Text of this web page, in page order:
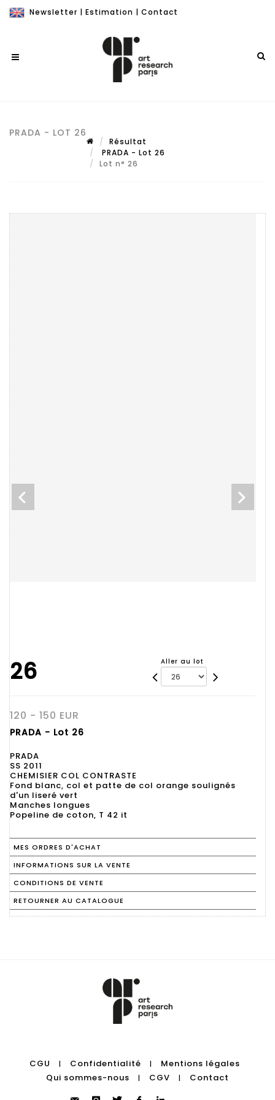
Newsletter | Estimation | Contact
PRADA - LOT 26
Résultat
PRADA - Lot 26
Lot n° 26
26 Aller au lot
120 - 150 EUR
PRADA - Lot 26
PRADA
SS 2011
CHEMISIER COL CONTRASTE
Fond blanc, col et patte de col orange soulignés
d'un liseré vert
Manches longues
Popeline de coton, T 42 it
MES ORDRES D'ACHAT
INFORMATIONS SUR LA VENTE
CONDITIONS DE VENTE
RETOURNER AU CATALOGUE
CGU | Confidentialité |
Mentions légales
Qui sommes-nous
| CGV | Contact